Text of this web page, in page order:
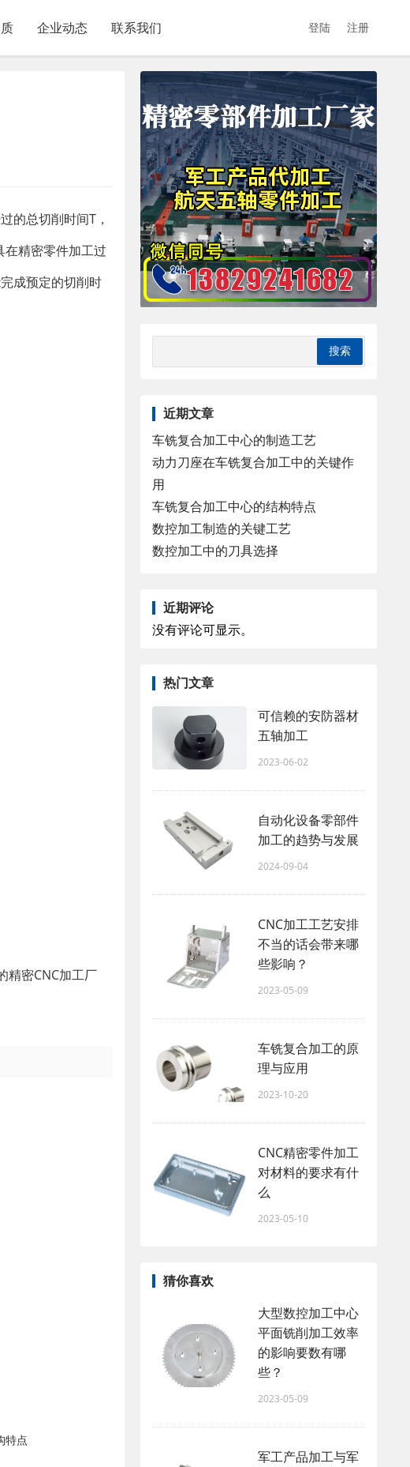
企业动态 联系我们 登陆 注册
的总切削时间T，
精密零件加工过
成预定的切削时
精密CNC加工厂
特点
近期文章
车铣复合加工中心的制造工艺
动力刀座在车铣复合加工中的关键作
用
车铣复合加工中心的结构特点
数控加工制造的关键工艺
数控加工中的刀具选择
近期评论
没有评论可显示。
热门文章
可信赖的安防器材
五轴加工
2023-06-02
自动化设备零部件
加工的趋势与发展
2024-09-04
CNC加工工艺安排
不当的话会带来哪
些影响？ ​
2023-05-09
车铣复合加工的原
理与应用
2023-10-20
CNC精密零件加工
对材料的要求有什
么
2023-05-10
猜你喜欢
大型数控加工中心
平面铣削加工效率
的影响要数有哪
些？
2023-05-09
军工产品加工与军